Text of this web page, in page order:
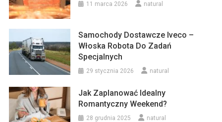
11 marca 2026 natural
Samochody Dostawcze Iveco –
Włoska Robota Do Zadań
Specjalnych
29 stycznia 2026 natural
Jak Zaplanować Idealny
Romantyczny Weekend?
28 grudnia 2025 natural